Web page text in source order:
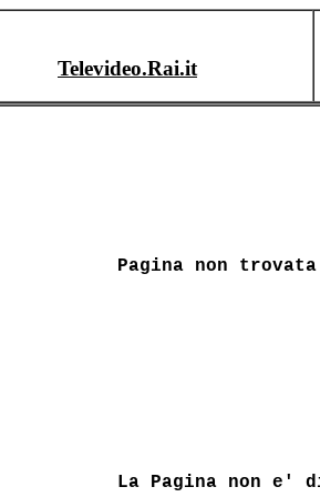
Televideo.Rai.it
Pagina non trovata
La Pagina non e'